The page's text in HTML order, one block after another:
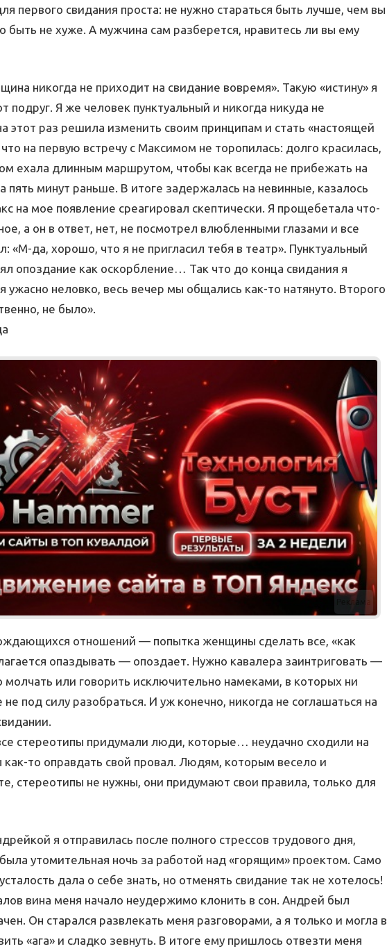
первого свидания проста: не нужно стараться быть лучше, чем вы
быть не хуже. А мужчина сам разберется, нравитесь ли вы ему
никогда не приходит на свидание вовремя». Такую «истину» я
подруг. Я же человек пунктуальный и никогда никуда не
этот раз решила изменить своим принципам и стать «настоящей
на первую встречу с Максимом не торопилась: долго красилась,
ехала длинным маршрутом, чтобы как всегда не прибежать на
пять минут раньше. В итоге задержалась на невинные, казалось
на мое появление среагировал скептически. Я прощебетала что-
а он в ответ, нет, не посмотрел влюбленными глазами и все
«М-да, хорошо, что я не пригласил тебя в театр». Пунктуальный
опоздание как оскорбление… Так что до конца свидания я
ужасно неловко, весь вечер мы общались как-то натянуто. Второго
не было».
Реклама
отношений — попытка женщины сделать все, «как
опаздывать — опоздает. Нужно кавалера заинтриговать —
молчать или говорить исключительно намеками, в которых ни
под силу разобраться. И уж конечно, никогда не соглашаться на
стереотипы придумали люди, которые… неудачно сходили на
как-то оправдать свой провал. Людям, которым весело и
стереотипы не нужны, они придумают свои правила, только для
я отправилась после полного стрессов трудового дня,
утомительная ночь за работой над «горящим» проектом. Само
дала о себе знать, но отменять свидание так не хотелось!
вина меня начало неудержимо клонить в сон. Андрей был
Он старался развлекать меня разговорами, а я только и могла в
«ага» и сладко зевнуть. В итоге ему пришлось отвезти меня